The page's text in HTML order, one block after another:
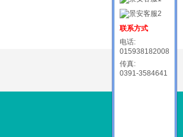
联系方式
电话:
015938182008
传真:
0391-3584641